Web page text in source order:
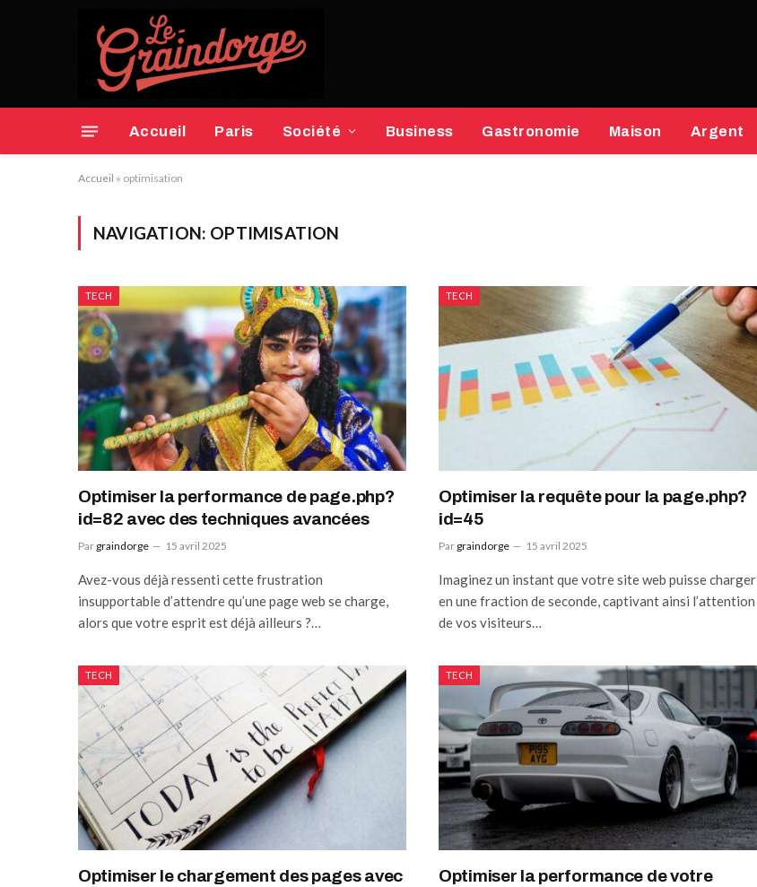
Accueil Paris Société Business Gastronomie Maison Argent
Accueil » optimisation
NAVIGATION: OPTIMISATION
TECH
Optimiser la performance de page.php?
id=82 avec des techniques avancées
Par graindorge 15 avril 2025
Avez-vous déjà ressenti cette frustration
insupportable d’attendre qu’une page web se charge,
alors que votre esprit est déjà ailleurs ?…
TECH
Optimiser la requête pour la page.php?
id=45
Par graindorge 15 avril 2025
Imaginez un instant que votre site web puisse charger
en une fraction de seconde, captivant ainsi l’attention
de vos visiteurs…
TECH
Optimiser le chargement des pages avec
TECH
Optimiser la performance de votre